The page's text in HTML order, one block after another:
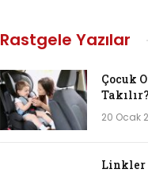
Rastgele Yazılar
Çocuk
Takılır?
20 Ocak
Linkler